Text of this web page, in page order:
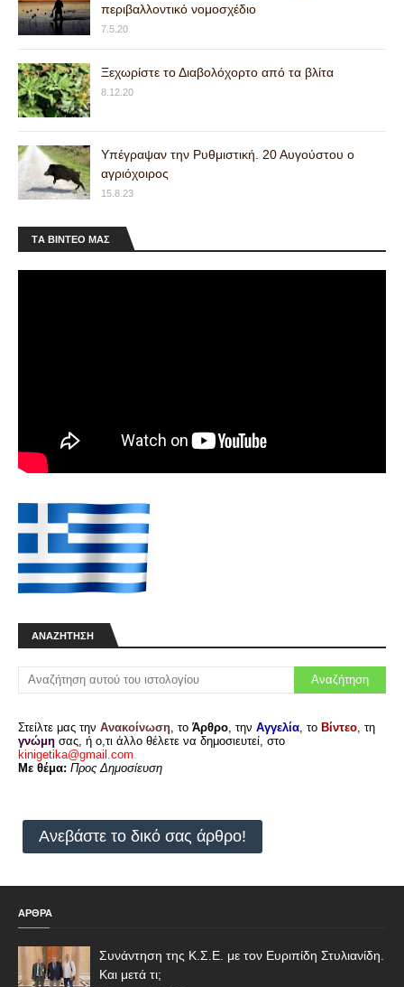
περιβαλλοντικό νομοσχέδιο
7.5.20
Ξεχωρίστε το Διαβολόχορτο από τα βλίτα
8.12.20
Υπέγραψαν την Ρυθμιστική. 20 Αυγούστου ο
αγριόχοιρος
15.8.23
ΤA ΒΙΝΤΕΟ MAΣ
ΑΝΑΖΉΤΗΣΗ
Στείλτε μας την Ανακοίνωση , το Άρθρο , την Αγγελία , το Βίντεο , τη
γνώμη σας, ή ο,τι άλλο θέλετε να δημοσιευτεί, στο
kinigetika@gmail.com
Με θέμα: Προς Δημοσίευση
Ανεβάστε το δικό σας άρθρο!
ΑΡΘΡΑ
Συνάντηση της Κ.Σ.Ε. με τον Ευριπίδη Στυλιανίδη.
Και μετά τι;